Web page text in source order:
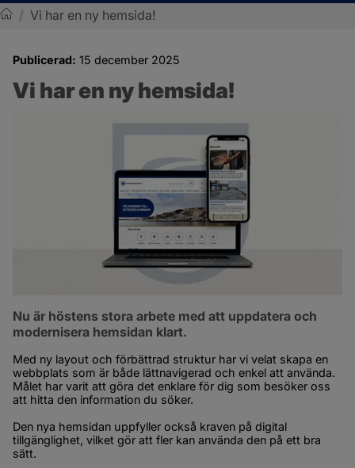
/ Vi har en ny hemsida!
Publicerad: 15 december 2025
Vi har en ny hemsida!
Nu är höstens stora arbete med att uppdatera och
modernisera hemsidan klart.
Med ny layout och förbättrad struktur har vi velat skapa en
webbplats som är både lättnavigerad och enkel att använda.
Målet har varit att göra det enklare för dig som besöker oss
att hitta den information du söker.
Den nya hemsidan uppfyller också kraven på digital
tillgänglighet, vilket gör att fler kan använda den på ett bra
sätt.